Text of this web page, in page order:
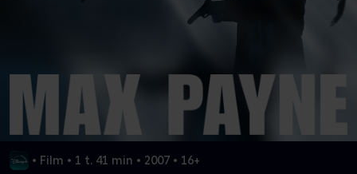
• Film • 1 t. 41 min • 2007 • 16+